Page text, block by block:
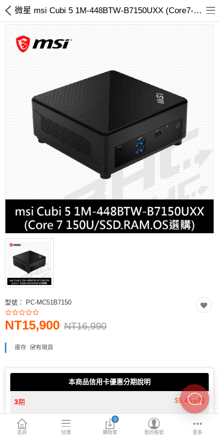
客訂商品
筆電
超值DIY主機
迷你PC專區
華碩品牌桌上型組裝機
處理器
記憶體
INTEL主機板
AMD主機板
2.5 SSD
M.2 SSD
內接式硬碟
外接隨身碟
More Categories
首頁 估價
0
購物車 我的帳號 更多
微星 msi Cubi 5 1M-448BTW-B7150UXX (Core7-150U/SSD.RAM.HDD.OS選購)
型號： PC-MC51B7150
NT15,900 NT16,990
庫存 有現貨
本商品信用卡優惠分期說明
3期 $5,459/期
6期 $2,756/期